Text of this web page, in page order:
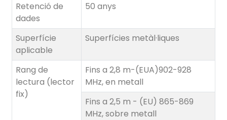
Retenció de
dades
50 anys
Superfície
aplicable
Superfícies metàl·liques
Rang de
lectura (lector
fix)
Fins a 2,8 m-(EUA)902-928
MHz, en metall
Fins a 2,5 m - (EU) 865-869
MHz, sobre metall